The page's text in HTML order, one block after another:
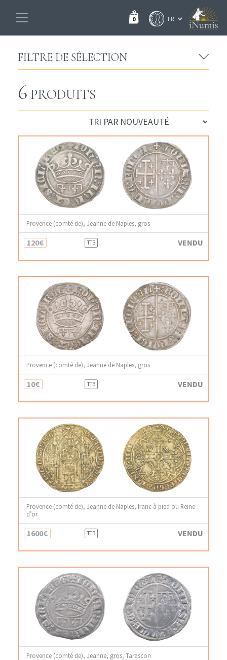
0
FILTRE DE SÉLECTION
6 PRODUITS
Provence (comté de), Jeanne de Naples, gros
120€ TTB VENDU
Provence (comté de), Jeanne de Naples, gros
10€ TTB VENDU
Provence (comté de), Jeanne de Naples, franc à pied ou Reine
d’or
1600€ TTB VENDU
Provence (comté de), Jeanne, gros, Tarascon